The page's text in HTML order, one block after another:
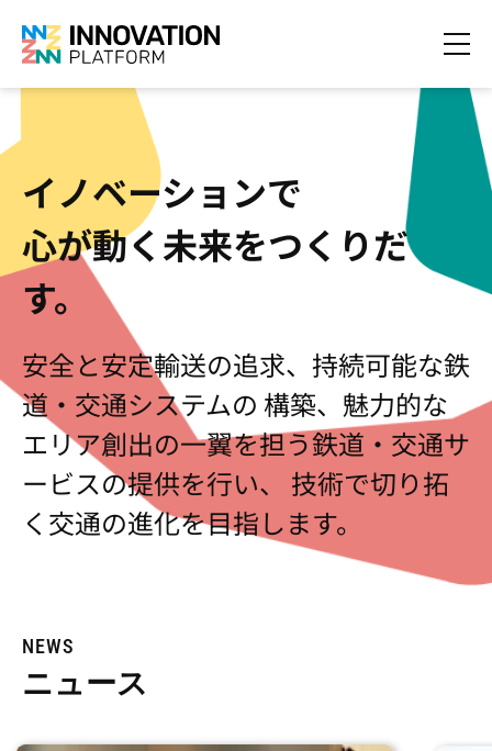
イノベーションで
心が動く未来をつくりだ
す。
安全と安定輸送の追求、持続可能な鉄
道・交通システムの 構築、魅力的な
エリア創出の一翼を担う鉄道・交通サ
ービスの提供を行い、
技術で切り拓
く交通の進化を目指します。
NEWS
ニュース